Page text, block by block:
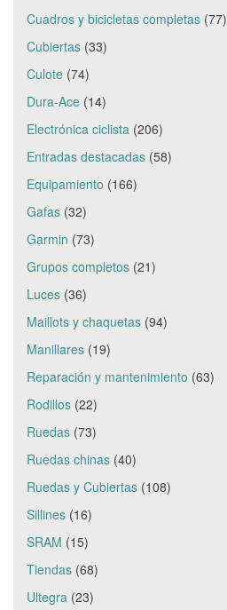
Cuadros y bicicletas completas (77)
Cubiertas (33)
Culote (74)
Dura-Ace (14)
Electrónica ciclista (206)
Entradas destacadas (58)
Equipamiento (166)
Gafas (32)
Garmin (73)
Grupos completos (21)
Luces (36)
Maillots y chaquetas (94)
Manillares (19)
Reparación y mantenimiento (63)
Rodillos (22)
Ruedas (73)
Ruedas chinas (40)
Ruedas y Cubiertas (108)
Sillines (16)
SRAM (15)
Tiendas (68)
Ultegra (23)